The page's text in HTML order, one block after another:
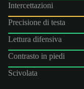
Intercettazioni
Precisione di testa
Lettura difensiva
Contrasto in piedi
Scivolata